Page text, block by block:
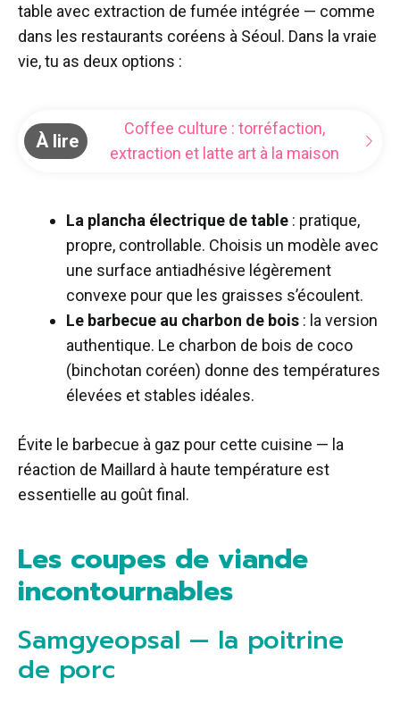
table avec extraction de fumée intégrée — comme
dans les restaurants coréens à Séoul. Dans la vraie
vie, tu as deux options :
À lire
Coffee culture : torréfaction,
extraction et latte art à la maison
La plancha électrique de table : pratique,
propre, controllable. Choisis un modèle avec
une surface antiadhésive légèrement
convexe pour que les graisses s’écoulent.
Le barbecue au charbon de bois : la version
authentique. Le charbon de bois de coco
(binchotan coréen) donne des températures
élevées et stables idéales.
Évite le barbecue à gaz pour cette cuisine — la
réaction de Maillard à haute température est
essentielle au goût final.
Les coupes de viande
incontournables
Samgyeopsal — la poitrine
de porc